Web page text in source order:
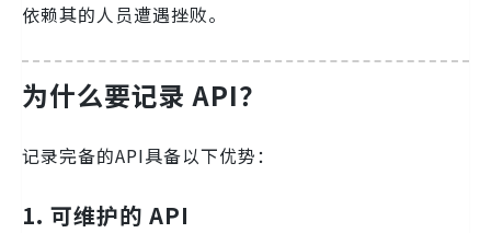
依赖其的人员遭遇挫败。
为什么要记录 API？
记录完备的API具备以下优势：
1. 可维护的 API